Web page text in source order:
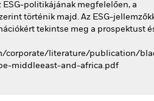
ESG-politikájának megfelelően, a
történik majd. Az ESG-
tekintse meg a prospektust
corporate/literature/publication/
middleeast-and-africa.pdf